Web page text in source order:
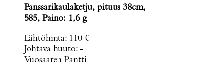
Panssarikaulaketju, pituus 38cm,
585, Paino: 1,6 g
Lähtöhinta: 110 €
Johtava huuto: -
Vuosaaren Pantti